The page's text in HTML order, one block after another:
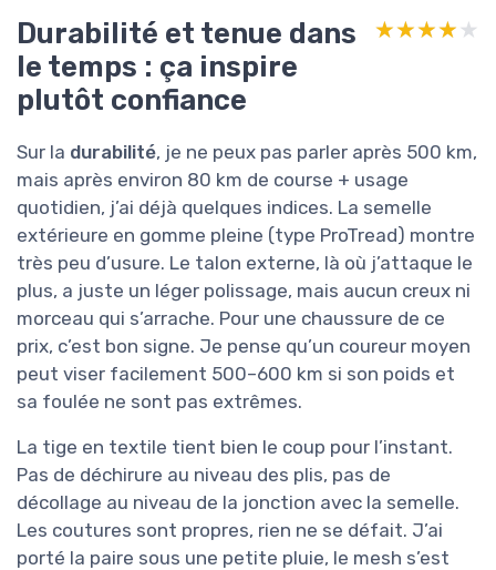
Durabilité et tenue dans
le temps : ça inspire
plutôt confiance
★★★★★
★★★★★
Sur la durabilité, je ne peux pas parler après 500 km,
mais après environ 80 km de course + usage
quotidien, j’ai déjà quelques indices. La semelle
extérieure en gomme pleine (type ProTread) montre
très peu d’usure. Le talon externe, là où j’attaque le
plus, a juste un léger polissage, mais aucun creux ni
morceau qui s’arrache. Pour une chaussure de ce
prix, c’est bon signe. Je pense qu’un coureur moyen
peut viser facilement 500–600 km si son poids et
sa foulée ne sont pas extrêmes.
La tige en textile tient bien le coup pour l’instant.
Pas de déchirure au niveau des plis, pas de
décollage au niveau de la jonction avec la semelle.
Les coutures sont propres, rien ne se défait. J’ai
porté la paire sous une petite pluie, le mesh s’est